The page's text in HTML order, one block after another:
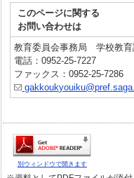
このページに関する
お問い合わせは
教育委員会事務局 学校教育
電話：0952-25-7227
ファックス：0952-25-7286
別ウィンドウで開きます